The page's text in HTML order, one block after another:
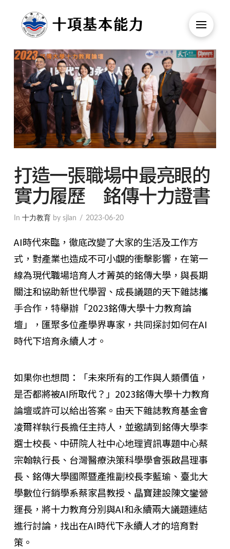
打造一張職場中最亮眼的
實力履歷 銘傳十力證書
In 十力教育 by sjlan 2023-06-20
AI時代來臨，徹底改變了大家的生活及工作方
式，對產業也造成不可小覷的衝擊影響，在第一
線為現代職場培育人才菁英的銘傳大學，與長期
關注和協助新世代學習、成長議題的天下雜誌攜
手合作，特舉辦「2023銘傳大學十力教育論
壇」，匯聚多位產學界專家，共同探討如何在AI
時代下培育永續人才。
如果你也想問：「未來所有的工作與人類價值，
是否都將被AI所取代？」2023銘傳大學十力教育
論壇或許可以給出答案。由天下雜誌教育基金會
凌爾祥執行長擔任主持人，並邀請到銘傳大學李
選士校長、中研院人社中心地理資訊專題中心蔡
宗翰執行長、台灣醫療決策科學學會張啟昌理事
長、銘傳大學國際暨產推副校長李藍瑜、臺北大
學數位行銷學系蔡家昌教授、晶寶建設陳文鑾營
運長，將十力教育分別與AI和永續兩大議題連結
進行討論，找出在AI時代下永續人才的培育對
策。